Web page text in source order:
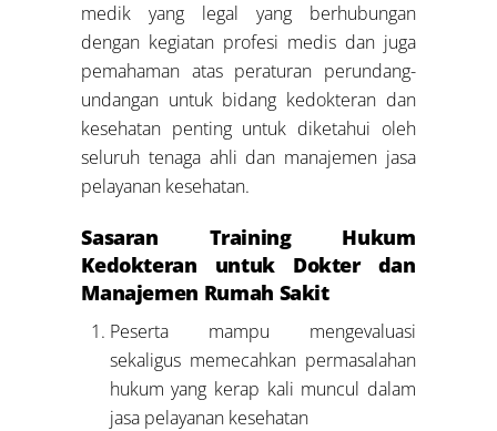
medik yang legal yang berhubungan
dengan kegiatan profesi medis dan juga
pemahaman atas peraturan perundang-
undangan untuk bidang kedokteran dan
kesehatan penting untuk diketahui oleh
seluruh tenaga ahli dan manajemen jasa
pelayanan kesehatan.
Sasaran Training Hukum
Kedokteran untuk Dokter dan
Manajemen Rumah Sakit
Peserta mampu mengevaluasi
sekaligus memecahkan permasalahan
hukum yang kerap kali muncul dalam
jasa pelayanan kesehatan